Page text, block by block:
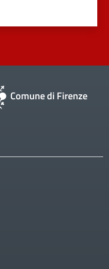
su 5
5
Comune di Firenze